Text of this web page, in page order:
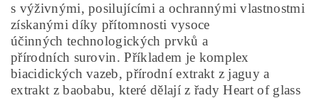
s výživnými, posilujícími a ochrannými vlastnostmi
získanými díky přítomnosti vysoce
účinných technologických prvků a
přírodních surovin. Příkladem je komplex
biacidických vazeb, přírodní extrakt z jaguy a
extrakt z baobabu, které dělají z řady Heart of glass